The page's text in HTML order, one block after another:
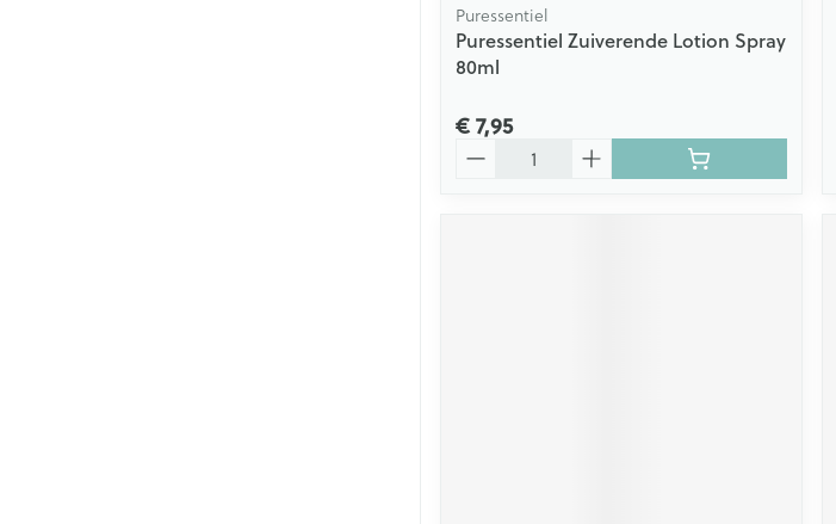
Puressentiel
Puressentiel Zuiverende Lotion Spray
80ml
€ 7,95